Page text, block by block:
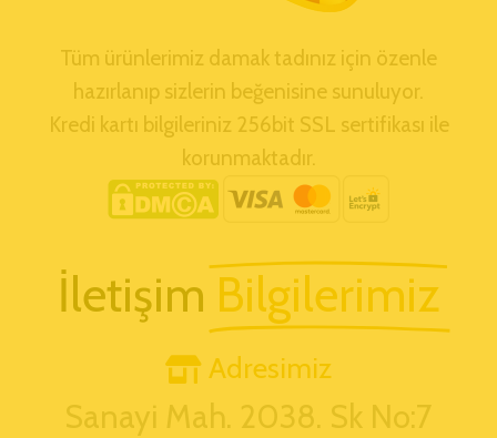
Tüm ürünlerimiz damak tadınız için özenle
hazırlanıp sizlerin beğenisine sunuluyor.
Kredi kartı bilgileriniz 256bit SSL sertifikası ile
korunmaktadır.
İletişim Bilgilerimiz
Adresimiz
Sanayi Mah. 2038. Sk No:7